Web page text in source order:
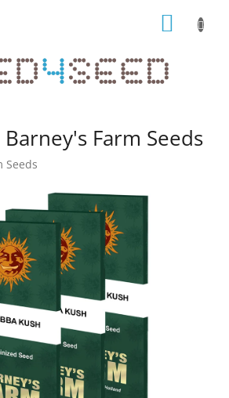
Farm Seeds
Seeds